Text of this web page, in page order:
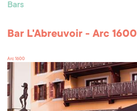
Bars
Bar L'Abreuvoir - Arc 1600
Arc 1600